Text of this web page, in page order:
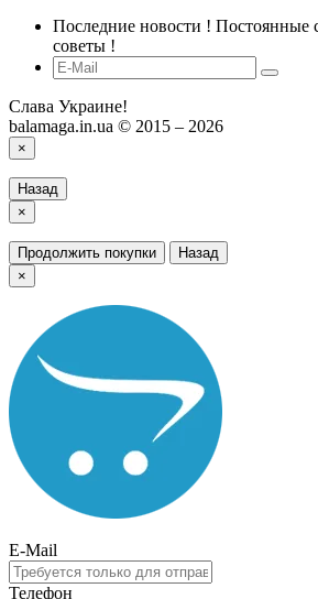
Последние новости !
советы !
Слава Украине!
balamaga.in.ua © 2015 – 2026
×
Назад
×
Продолжить покупки
Назад
×
E-Mail
Телефон